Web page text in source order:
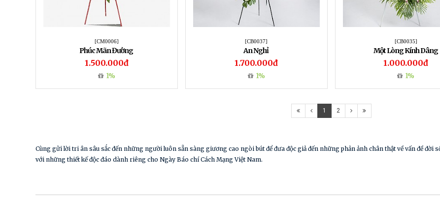
[CM0006]
Phúc Mãn Đường
1.500.000đ
1%
[CB0037]
An Nghỉ
1.700.000đ
1%
[CB0035]
Một Lòng Kính Dâng
1.000.000đ
1%
1 2
Cùng gửi lời tri ân sâu sắc đến những người luôn sẵn sàng giương cao ngòi bút để đưa độc giả đến những phản ảnh chân thật về vấn đề
với những thiết kế độc đáo dành riêng cho Ngày Báo chí Cách Mạng Việt Nam.